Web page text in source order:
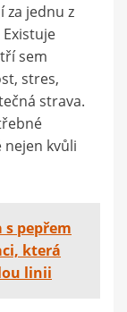
za jednu z
sem
stres,
strava.
kvůli
pepřem
která
linii